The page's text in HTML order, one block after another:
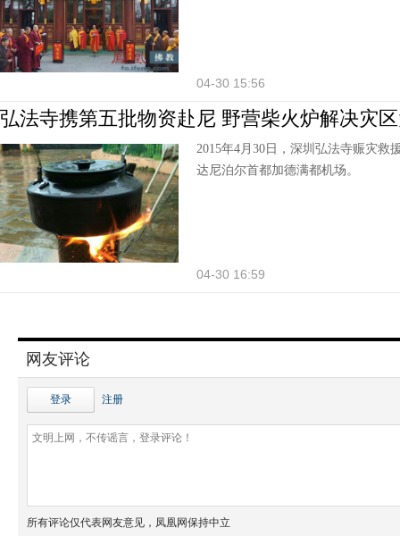
04-30 15:56
弘法寺携第五批物资赴尼 野营柴火炉解决灾
2015年4月30日，深圳弘法寺赈灾救
达尼泊尔首都加德满都机场。
04-30 16:59
网友评论
登录 注册
所有评论仅代表网友意见，凤凰网保持中立